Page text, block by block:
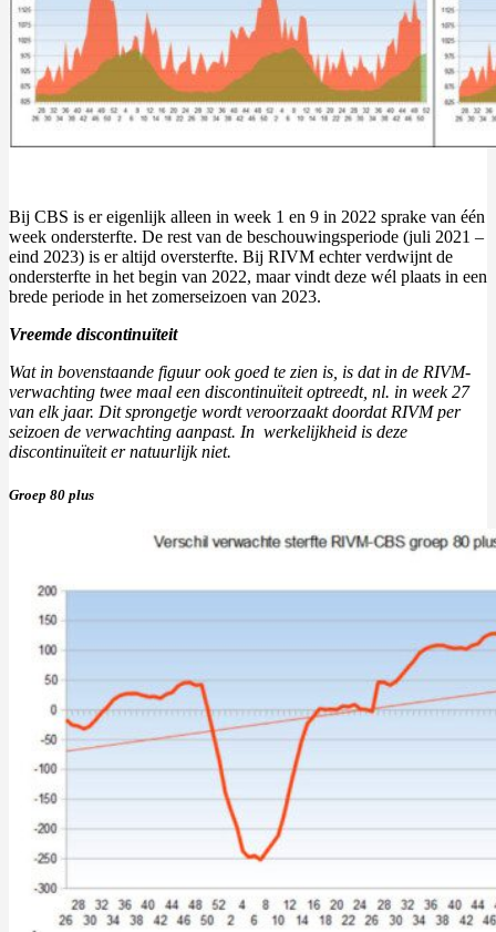
Bij CBS is er eigenlijk alleen in week 1 en 9 in 2022 sprake van één
week ondersterfte. De rest van de beschouwingsperiode (juli 2021 –
eind 2023) is er altijd oversterfte. Bij RIVM echter verdwijnt de
ondersterfte in het begin van 2022, maar vindt deze wél plaats in een
brede periode in het zomerseizoen van 2023.
Vreemde discontinuïteit
Wat in bovenstaande figuur ook goed te zien is, is dat in de RIVM-
verwachting twee maal een discontinuïteit optreedt, nl. in week 27
van elk jaar. Dit sprongetje wordt veroorzaakt doordat RIVM per
seizoen de verwachting aanpast. In werkelijkheid is deze
discontinuïteit er natuurlijk niet.
Groep 80 plus